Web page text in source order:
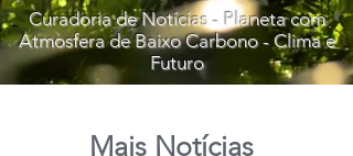
Curadoria de Notícias - Planeta com
Atmosfera de Baixo Carbono - Clima e
Futuro
Mais Notícias